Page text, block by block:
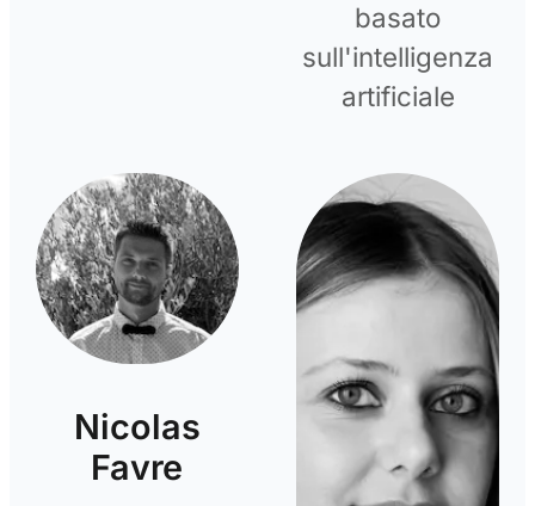
basato
sull'intelligenza
artificiale
Nicolas
Favre